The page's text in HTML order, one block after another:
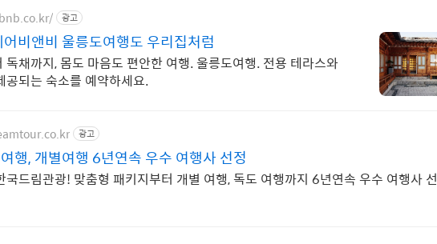
광고
비앤비 울릉도여행도 우리집처럼
독채까지, 몸도 마음도 편안한 여행. 울릉도여행. 전용 테라스와
공되는 숙소를 예약하세요.
광고
행, 개별여행 6년연속 우수 여행사 선정
국드림관광! 맞춤형 패키지부터 개별 여행, 독도 여행까지 6년연속 우수 여행사 선